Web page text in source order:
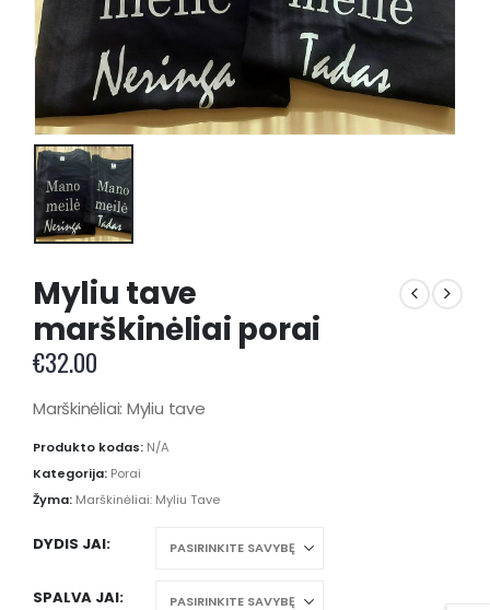
Myliu tave
marškinėliai porai
€32.00
Marškinėliai: Myliu tave
Produkto kodas: N/A
Kategorija: Porai
Žyma: Marškinėliai: Myliu Tave
DYDIS JAI
SPALVA JAI